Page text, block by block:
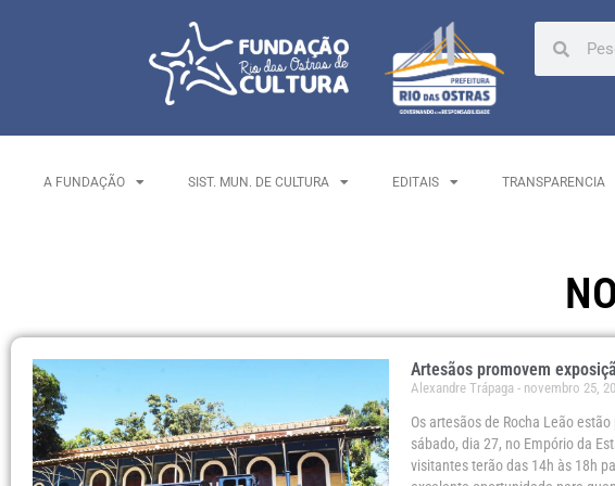
A FUNDAÇÃO SIST. MUN. DE CULTURA EDITAIS TRANSPARENCIA
Artesãos promovem
Alexandre Trápaga novembro 25,
Os artesãos de Rocha Leão
sábado, dia 27, no Empório da
visitantes terão das 14h às 18h